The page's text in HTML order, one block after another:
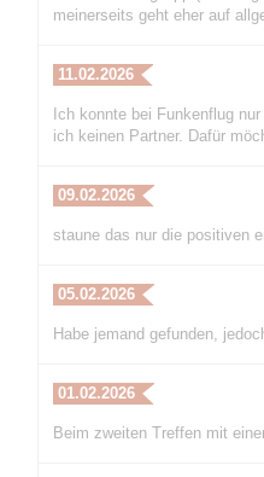
meinerseits geht eher auf
11.02.2026
Ich konnte bei Funkenflug
ich keinen Partner. Dafür
09.02.2026
staune das nur die positiven
05.02.2026
Habe jemand gefunden,
01.02.2026
Beim zweiten Treffen mit